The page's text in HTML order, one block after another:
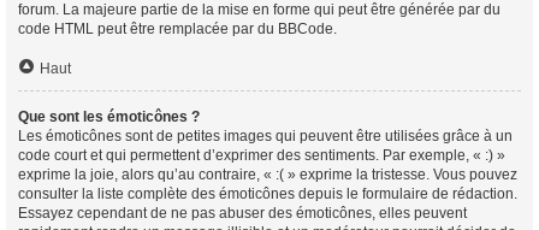
forum. La majeure partie de la mise en forme qui peut être générée par du
code HTML peut être remplacée par du BBCode.
Haut
Que sont les émoticônes ?
Les émoticônes sont de petites images qui peuvent être utilisées grâce à un
code court et qui permettent d’exprimer des sentiments. Par exemple, « :) »
exprime la joie, alors qu’au contraire, « :( » exprime la tristesse. Vous pouvez
consulter la liste complète des émoticônes depuis le formulaire de rédaction.
Essayez cependant de ne pas abuser des émoticônes, elles peuvent